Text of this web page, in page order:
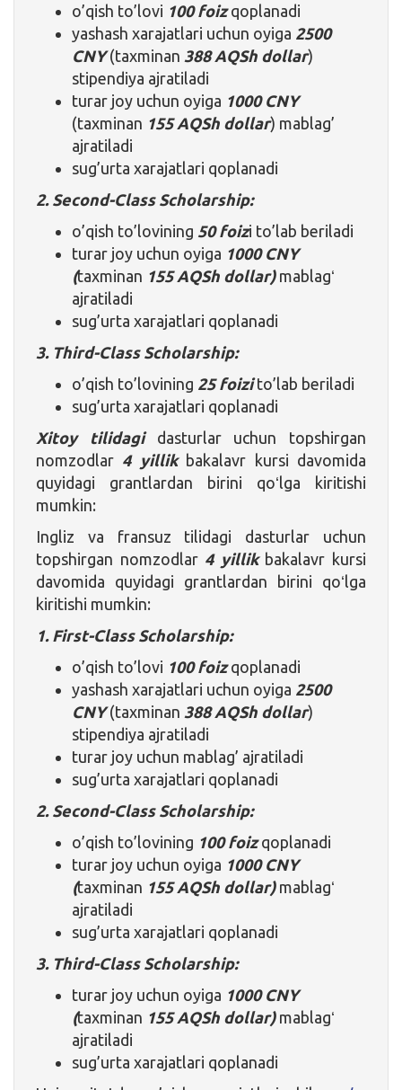
o’qish to’lovi 100 foizqoplanadi
yashash xarajatlari uchun oyiga 2500
CNY(taxminan 388 AQSh dollar)
stipendiya ajratiladi
turar joy uchun oyiga 1000 CNY
(taxminan 155 AQSh dollar) mablag’
ajratiladi
sug’urta xarajatlari qoplanadi
2. Second-Class Scholarship:
o’qish to’lovining 50 foizi to’lab beriladi
turar joy uchun oyiga 1000 CNY
(taxminan 155 AQSh dollar)mablagʻ
ajratiladi
sug’urta xarajatlari qoplanadi
3. Third-Class Scholarship:
o’qish to’lovining 25 foizito’lab beriladi
sug’urta xarajatlari qoplanadi
Xitoy tilidagidasturlar uchun topshirgan
nomzodlar 4 yillikbakalavr kursi davomida
quyidagi grantlardan birini qoʻlga kiritishi
mumkin:
Ingliz va fransuz tilidagi dasturlar uchun
topshirgan nomzodlar 4 yillikbakalavr kursi
davomida quyidagi grantlardan birini qoʻlga
kiritishi mumkin:
1. First-Class Scholarship:
o’qish to’lovi 100 foizqoplanadi
yashash xarajatlari uchun oyiga 2500
CNY(taxminan 388 AQSh dollar)
stipendiya ajratiladi
turar joy uchun mablag’ ajratiladi
sug’urta xarajatlari qoplanadi
2. Second-Class Scholarship:
o’qish to’lovining 100 foizqoplanadi
turar joy uchun oyiga 1000 CNY
(taxminan 155 AQSh dollar)mablagʻ
ajratiladi
sug’urta xarajatlari qoplanadi
3. Third-Class Scholarship:
turar joy uchun oyiga 1000 CNY
(taxminan 155 AQSh dollar)mablagʻ
ajratiladi
sug’urta xarajatlari qoplanadi